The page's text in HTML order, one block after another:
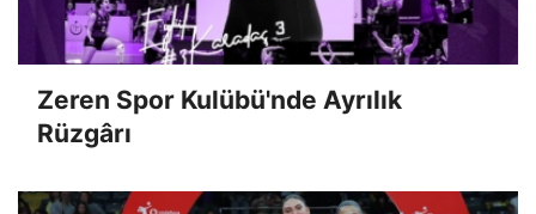
Zeren Spor Kulübü'nde Ayrılık
Rüzgârı